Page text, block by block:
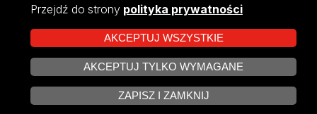
Projekt Multiportalu UŁ współfinansowany z funduszy Unii Europejskiej w
ramach konkursu NCBR
Przejdź do strony polityka prywatności
AKCEPTUJ WSZYSTKIE
AKCEPTUJ TYLKO WYMAGANE
ZAPISZ I ZAMKNIJ
ZARZĄDZAJ COOKIES